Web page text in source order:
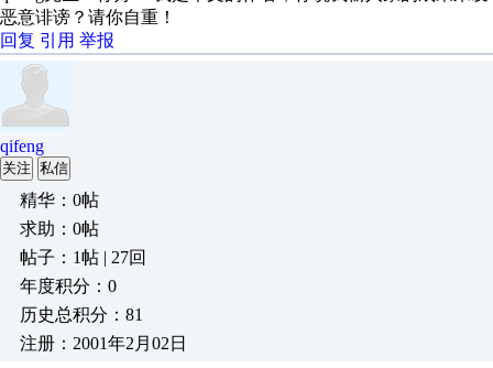
恶意诽谤？请你自重！
回复 引用 举报
qifeng
关注 私信
精华：0帖
求助：0帖
帖子：1帖 | 27回
年度积分：0
历史总积分：81
注册：2001年2月02日